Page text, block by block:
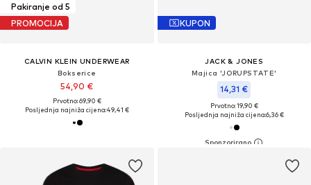
Pakiranje od 5
PROMOCIJA
CALVIN KLEIN UNDERWEAR
Bokserice
54,90 €
Prvotno: 69,90 €
Posljednja najniža cijena:49,41 €
KUPON
JACK & JONES
Majica 'JORUPSTATE'
14,31 €
Prvotno: 19,90 €
Posljednja najniža cijena:6,36 €